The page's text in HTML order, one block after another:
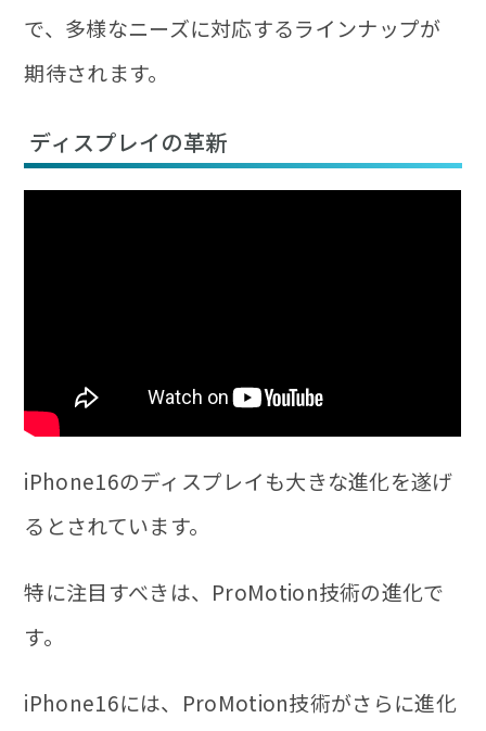
で、多様なニーズに対応するラインナップが
期待されます。
ディスプレイの革新
iPhone16のディスプレイも大きな進化を遂げ
るとされています。
特に注目すべきは、ProMotion技術の進化で
す。
iPhone16には、ProMotion技術がさらに進化